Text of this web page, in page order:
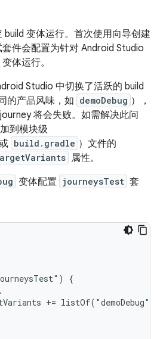
build 变体运行。首次使用向导创建
件会配置为针对 Android Studio
体运行。
Studio 中切换了活跃的 build
的产品风味，如 demoDebug ），
将会失败。如需解决此问
到模块级
build.gradle ）文件的
属性。
变体配置 journeysTest 套
{
+= listOf("demoDebug")